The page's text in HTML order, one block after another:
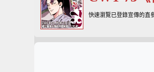
快速瀏覽已登錄宣傳的直